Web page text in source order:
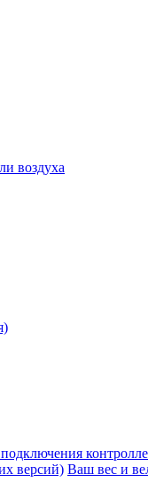
воздуха
версий) Ваш вес и